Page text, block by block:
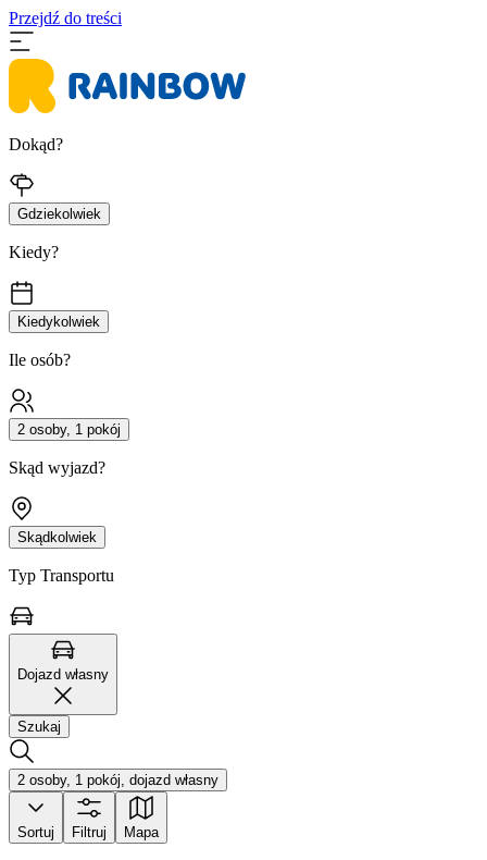
Przejdź do treści
Dokąd?
Gdziekolwiek
Kiedy?
Kiedykolwiek
Ile osób?
2 osoby, 1 pokój
Skąd wyjazd?
Skądkolwiek
Typ Transportu
Dojazd własny
Szukaj
2 osoby, 1 pokój, dojazd własny
Sortuj Filtruj Mapa